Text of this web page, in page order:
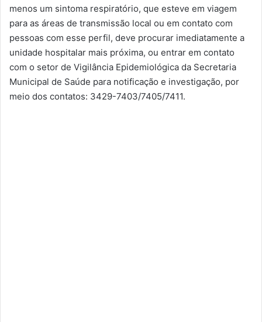
menos um sintoma respiratório, que esteve em viagem
para as áreas de transmissão local ou em contato com
pessoas com esse perfil, deve procurar imediatamente a
unidade hospitalar mais próxima, ou entrar em contato
com o setor de Vigilância Epidemiológica da Secretaria
Municipal de Saúde para notificação e investigação, por
meio dos contatos: 3429-7403/7405/7411.